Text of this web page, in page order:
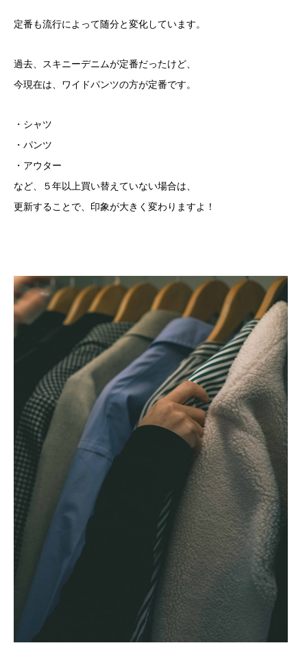
定番も流行によって随分と変化しています。
過去、スキニーデニムが定番だったけど、
今現在は、ワイドパンツの方が定番です。
・シャツ
・パンツ
・アウター
など、５年以上買い替えていない場合は、
更新することで、印象が大きく変わりますよ！